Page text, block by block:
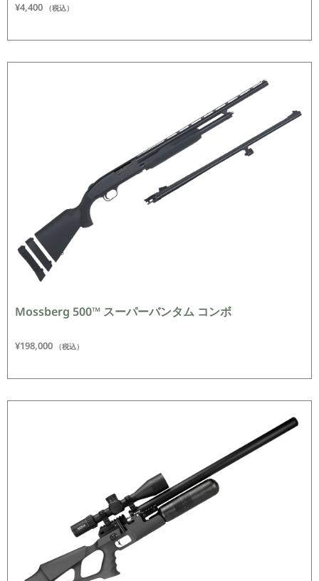
¥4,400 （税込）
Mossberg 500™ スーパーバンタム コンボ
¥198,000 （税込）